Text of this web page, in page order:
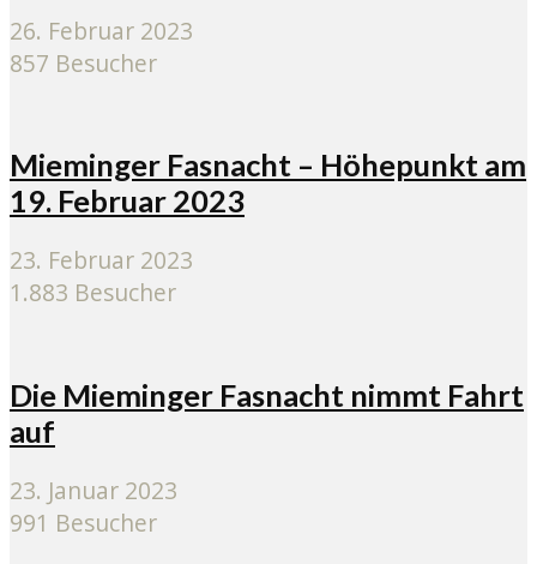
26. Februar 2023
857 Besucher
Mieminger Fasnacht – Höhepunkt am
19. Februar 2023
23. Februar 2023
1.883 Besucher
Die Mieminger Fasnacht nimmt Fahrt
auf
23. Januar 2023
991 Besucher